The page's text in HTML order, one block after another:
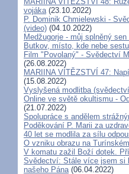
vojáka(23.10.2022)
P. Dominik Chmielewski -
(video) (04.10.2022)
Medžugorje - můj splněný
Butkov, místo, kde nebe
Film "Povolaný" - Svědectví
(26.08.2022)
MARIINA VÍTĚZSTVÍ 47:
(15.08.2022)
Vyslyšená modlitba
Online ve světě okultismu -
(21.07.2022)
Spolupráce s andělem
Poděkování P. Marii za
40 let se modlila za sílu
O vzniku obrazu na
V komatu zažil Boží dotek.
Svědectví: Stále více jsem si
našeho Pána(06.04.2022)